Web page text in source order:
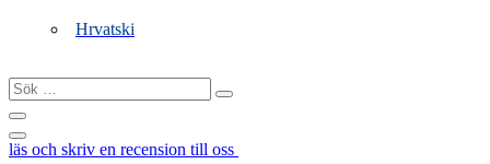
Hrvatski
Sök
…
läs och skriv en recension till oss